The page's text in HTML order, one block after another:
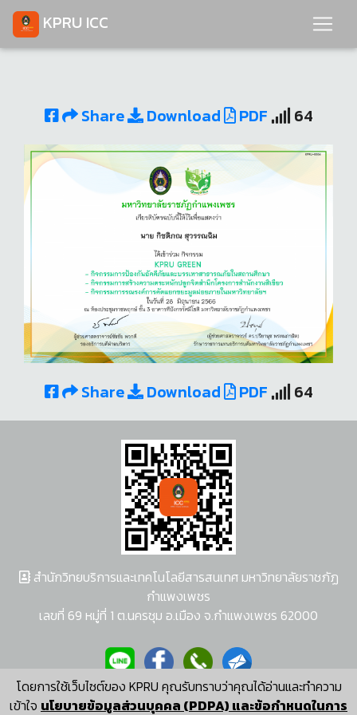
KPRU ICC
Share Download PDF 64
Share Download PDF 64
โดยการใช้เว็บไซต์ของ KPRU คุณรับทราบว่าคุณได้อ่านและทำความ
เข้าใจ นโยบายข้อมูลส่วนบุคคล (PDPA) และข้อกำหนดในการ
สำนักวิทยบริการและเทคโนโลยีสารสนเทศ มหาวิทยาลัยราชภัฏ
กำแพงเพชร
เลขที่ 69 หมู่ที่ 1 ต.นครชุม อ.เมือง จ.กำแพงเพชร 62000
ผู้พัฒนาระบบ อนุชา พวงผกา